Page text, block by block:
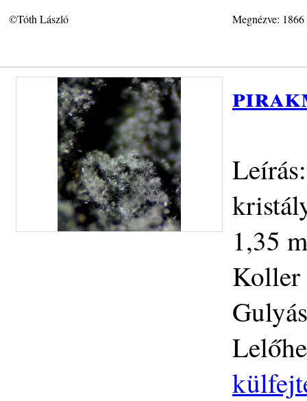
©Tóth László Megnézve:
1,35
Koller